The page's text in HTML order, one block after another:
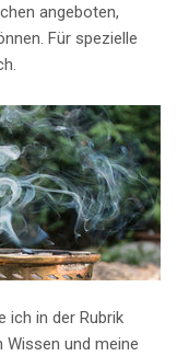
angeboten,
Für spezielle
ich in der Rubrik
Wissen und meine